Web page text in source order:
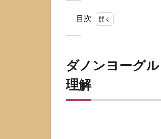
目次
ン
ー
ダノンヨーグ
理解